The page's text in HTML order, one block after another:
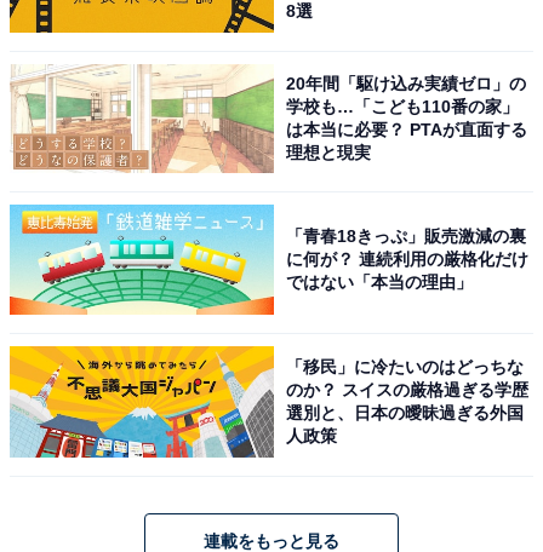
こちらもおすすめ
グルメも楽しめると思う「宮崎県の温泉地」ラ
【2025年調査】
1 2
8選
20年間「駆け込み実績ゼロ」の
学校も…「こども110番の家」
は本当に必要？ PTAが直面する
理想と現実
「青春18きっぷ」販売激減の裏
に何が？ 連続利用の厳格化だけ
ではない「本当の理由」
「移民」に冷たいのはどっちな
のか？ スイスの厳格過ぎる学歴
選別と、日本の曖昧過ぎる外国
人政策
連載をもっと見る